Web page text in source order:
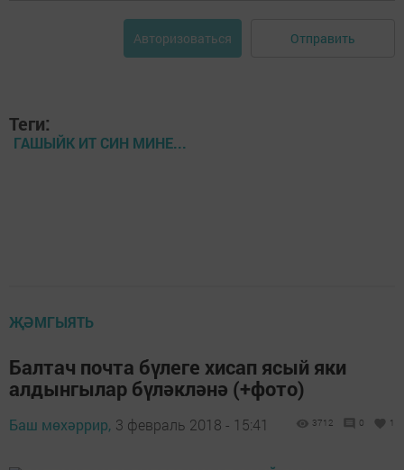
Авторизоваться Отправить
Теги:
ГАШЫЙК ИТ СИН МИНЕ...
ҖӘМГЫЯТЬ
Балтач почта бүлеге хисап ясый яки
алдынгылар бүләкләнә (+фото)
Баш мөхәррир, 3 февраль 2018 - 15:41 3712 0 1